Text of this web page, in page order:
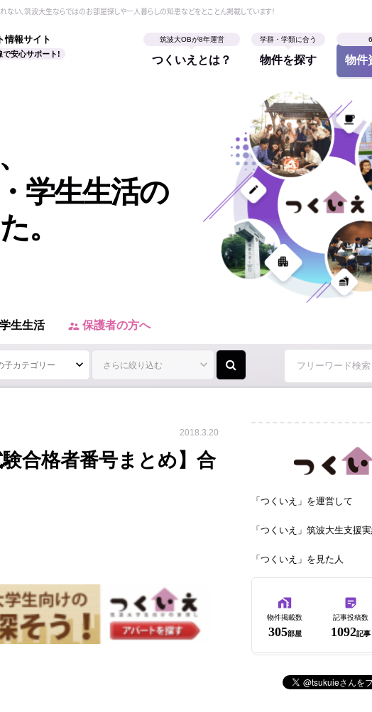
い、筑波大生ならではのお部屋探しや一人暮らしの知恵などをとことん掲載しています！
情報サイト
安心サポート!
筑波大OBが8年運営
つくいえとは？
学群・学類に合う
物件を探す 物件
学生生活の
。
学生生活 supervisor_account 保護者の方へ
2018.3.20
験合格者番号まとめ】合
「つくいえ」を運営して
「つくいえ」筑波大生支援
「つくいえ」を見た人
物件掲載数
305部屋
記事投稿数
1092記事